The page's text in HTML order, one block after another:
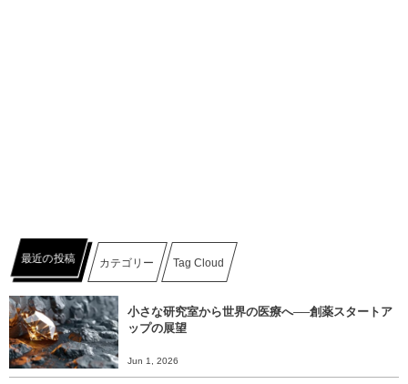
最近の投稿 カテゴリー Tag Cloud
小さな研究室から世界の医療へ──創薬スタートア
ップの展望
Jun 1, 2026